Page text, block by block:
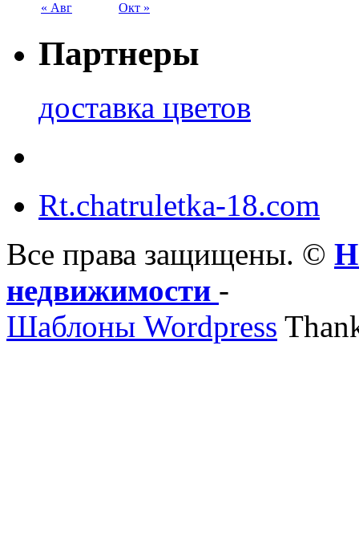
« Авг Окт »
Партнеры
доставка цветов
Rt.chatruletka-18.com
Все права защищены. ©
недвижимости -
Шаблоны Wordpress